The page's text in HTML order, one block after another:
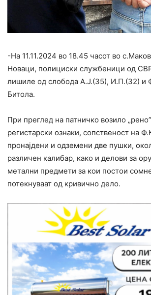
-На 11.11.2024 во 18.45 часот во
Новаци, полициски службеници од
лишиле од слобода А.Ј.(35), И.П.(32) и
Битола.
При преглед на патничко возило
регистарски ознаки, сопственост на
пронајдени и одземени две пушки,
различен калибар, како и делови за
метални предмети за кои постои
потекнуваат од кривично дело.